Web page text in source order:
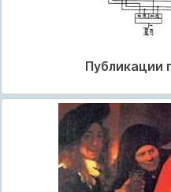
Публикации